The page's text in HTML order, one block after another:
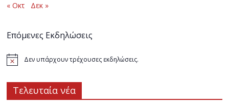
« Οκτ Δεκ »
Επόμενες Εκδηλώσεις
Δεν υπάρχουν τρέχουσες εκδηλώσεις.
Τελευταία νέα